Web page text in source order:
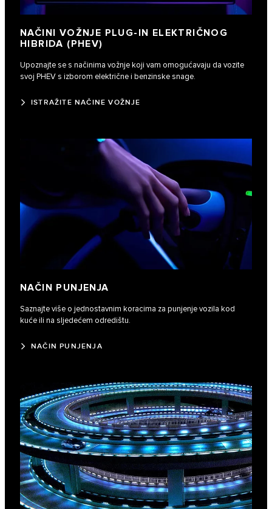
NAČINI VOŽNJE PLUG-IN ELEKTRIČNOG
HIBRIDA (PHEV)
Upoznajte se s načinima vožnje koji vam omogućavaju da vozite
svoj PHEV s izborom električne i benzinske snage.
ISTRAŽITE NAČINE VOŽNJE
NAČIN PUNJENJA
Saznajte više o jednostavnim koracima za punjenje vozila kod
kuće ili na sljedećem odredištu.
NAČIN PUNJENJA